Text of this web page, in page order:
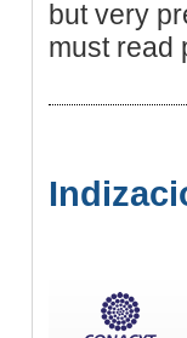
but very
must read